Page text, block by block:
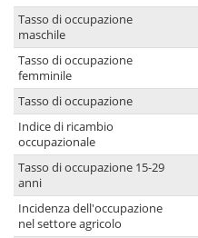
Tasso di occupazione
maschile
Tasso di occupazione
femminile
Tasso di occupazione
Indice di ricambio
occupazionale
Tasso di occupazione 15-29
anni
Incidenza dell'occupazione
nel settore agricolo